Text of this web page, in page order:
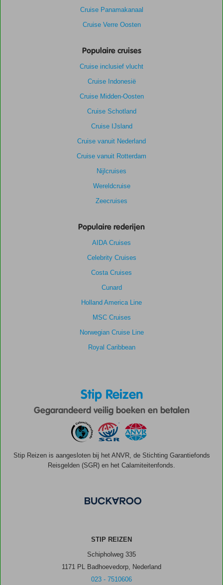
Cruise Panamakanaal
Cruise Verre Oosten
Populaire cruises
Cruise inclusief vlucht
Cruise Indonesië
Cruise Midden-Oosten
Cruise Schotland
Cruise IJsland
Cruise vanuit Nederland
Cruise vanuit Rotterdam
Nijlcruises
Wereldcruise
Zeecruises
Populaire rederijen
AIDA Cruises
Celebrity Cruises
Costa Cruises
Cunard
Holland America Line
MSC Cruises
Norwegian Cruise Line
Royal Caribbean
Stip Reizen
Gegarandeerd veilig boeken en betalen
Stip Reizen is aangesloten bij het ANVR, de Stichting Garantiefonds
Reisgelden (SGR) en het Calamiteitenfonds.
STIP REIZEN
Schipholweg 335
1171 PL Badhoevedorp, Nederland
023 - 7510606